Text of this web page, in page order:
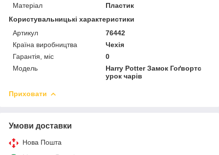
Матеріал
Пластик
Користувальницькі характеристики
Артикул
76442
Країна виробництва
Чехія
Гарантія, міс
0
Мoдель
Harry Potter Замок Гоґвортс
урок чарів
Приховати
Умови доставки
Нова Пошта